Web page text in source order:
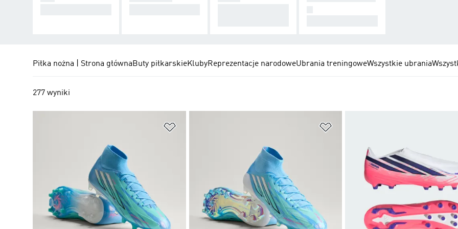
Piłka nożna | Strona głównaButy piłkarskieKlubyReprezentacje narodoweUbrania treningoweWszystkie ubrania
277 wyniki